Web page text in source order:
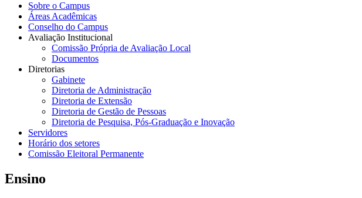
Sobre o Campus
Áreas Acadêmicas
Conselho do Campus
Avaliação Institucional
Comissão Própria de Avaliação Local
Documentos
Diretorias
Gabinete
Diretoria de Administração
Diretoria de Extensão
Diretoria de Gestão de Pessoas
Diretoria de Pesquisa, Pós-Graduação e Inovação
Servidores
Horário dos setores
Comissão Eleitoral Permanente
Ensino